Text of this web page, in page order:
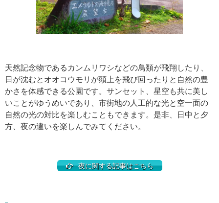
天然記念物であるカンムリワシなどの鳥類が飛翔したり、
日が沈むとオオコウモリが頭上を飛び回ったりと自然の豊
かさを体感できる公園です。サンセット、星空も共に美し
いことがゆうめいであり、市街地の人工的な光と空一面の
自然の光の対比を楽しむこともできます。是非、日中と夕
方、夜の違いを楽しんでみてください。
夜に関する記事はこちら